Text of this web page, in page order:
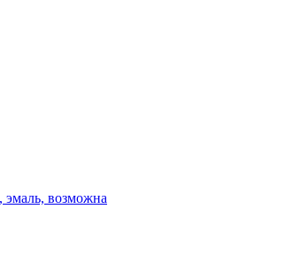
эмаль, возможна